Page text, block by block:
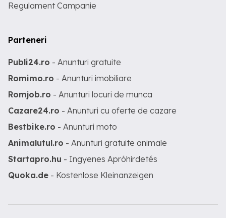
Regulament Campanie
Parteneri
Publi24.ro - Anunturi gratuite
Romimo.ro - Anunturi imobiliare
Romjob.ro - Anunturi locuri de munca
Cazare24.ro - Anunturi cu oferte de cazare
Bestbike.ro - Anunturi moto
Animalutul.ro - Anunturi gratuite animale
Startapro.hu - Ingyenes Apróhirdetés
Quoka.de - Kostenlose Kleinanzeigen